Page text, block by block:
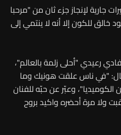
جارية لإنجاز جزء ثان من "مرحبا
خالق للكون إلا أنه لا ينتمي إلى
رعيدي "أحلى زلمة بالعالم"،
"في ناس علقت هونيك وما
وعبّر عن حبّه للفنان
ولا مرة أحضره واكيد بروح